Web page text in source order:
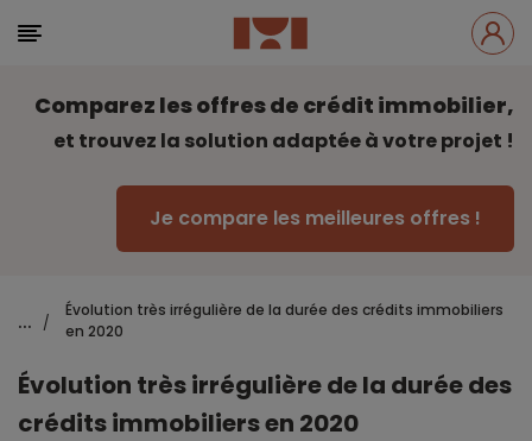
Comparez les offres de crédit immobilier,
et trouvez la solution adaptée à votre projet !
Je compare les meilleures offres !
... /
Évolution très irrégulière de la durée des crédits immobiliers
en 2020
Évolution très irrégulière de la durée des
crédits immobiliers en 2020